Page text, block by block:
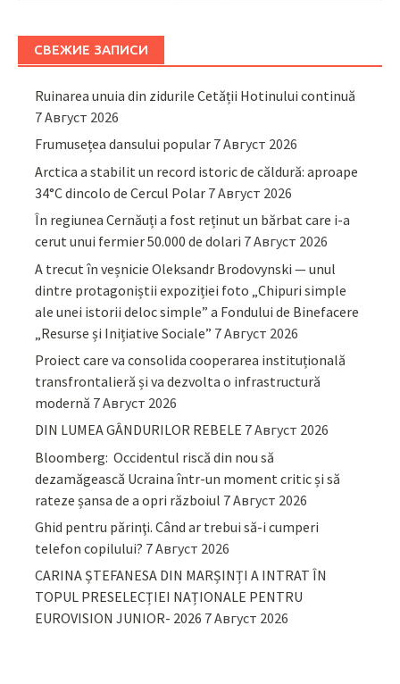
СВЕЖИЕ ЗАПИСИ
Ruinarea unuia din zidurile Cetății Hotinului continuă
7 Август 2026
Frumusețea dansului popular 7 Август 2026
Arctica a stabilit un record istoric de căldură: aproape
34°C dincolo de Cercul Polar 7 Август 2026
În regiunea Cernăuți a fost reținut un bărbat care i-a
cerut unui fermier 50.000 de dolari 7 Август 2026
A trecut în veșnicie Oleksandr Brodovynski — unul
dintre protagoniștii expoziției foto „Chipuri simple
ale unei istorii deloc simple” a Fondului de Binefacere
„Resurse și Inițiative Sociale” 7 Август 2026
Proiect care va consolida cooperarea instituțională
transfrontalieră și va dezvolta o infrastructură
modernă 7 Август 2026
DIN LUMEA GÂNDURILOR REBELE 7 Август 2026
Bloomberg: Occidentul riscă din nou să
dezamăgească Ucraina într-un moment critic și să
rateze șansa de a opri războiul 7 Август 2026
Ghid pentru părinţi. Când ar trebui să-i cumperi
telefon copilului? 7 Август 2026
CARINA ȘTEFANESA DIN MARȘINȚI A INTRAT ÎN
TOPUL PRESELECȚIEI NAȚIONALE PENTRU
EUROVISION JUNIOR- 2026 7 Август 2026